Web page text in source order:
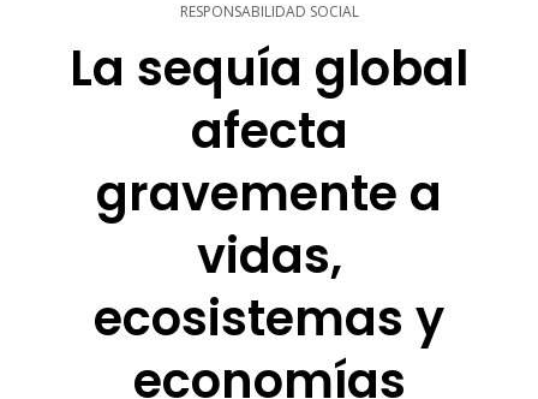
RESPONSABILIDAD SOCIAL
La sequía global
afecta
gravemente a
vidas,
ecosistemas y
economías